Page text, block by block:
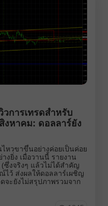
การเทรดสำหรับ
งหาคม: ดอลลาร์ยัง
ไหวขาขึ้นอย่างค่อยเป็นค่อย
งยิ่ง เมื่อวานนี้ รายงาน
ซึ่งจริงๆ แล้วไม่ได้สำคัญ
ไว้ ส่งผลให้ดอลลาร์เผชิญ
ะยังไม่สรุปภาพรวมจาก